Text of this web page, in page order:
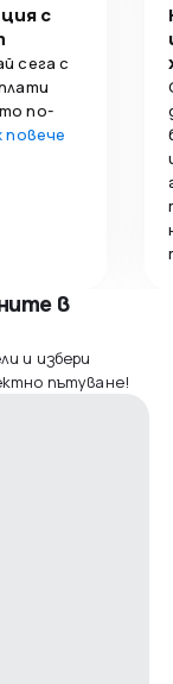
с
сега с
по-
повече
в
и избери
пътуване!